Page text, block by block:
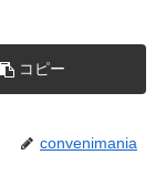
コピー
convenimania